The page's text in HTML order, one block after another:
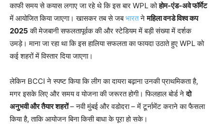
काफी समय से कयास लगाए जा रहे थे कि इस बार WPL कोहोम-एंड-अवे फॉर्मेट
में आयोजित किया जाएगा। खासकर तब से जबभारतनेमहिला वनडे विश्व कप
2025 की मेजबानी सफलतापूर्वक की और स्टेडियम में बड़ी संख्या में दर्शक
उमड़े। माना जा रहा था कि इस हालिया सफलता का फायदा उठाते हुए WPL को
कई शहरों में विस्तार दिया जाएगा।
लेकिन BCCI ने स्पष्ट किया कि लीग का दायरा बढ़ाना उनकी प्राथमिकता है,
मगर इसके लिए और समय व योजना की जरूरत होगी। फिलहाल बोर्ड नेदो
अनुभवी और तैयार शहरों– नवी मुंबई और वडोदरा – में टूर्नामेंट कराने का फैसला
किया है, ताकि आयोजन बिना किसी बाधा के पूरा हो सके।